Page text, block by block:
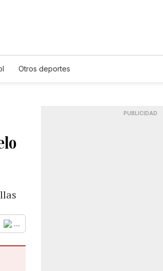
Otros deportes
...
PUBLICIDAD